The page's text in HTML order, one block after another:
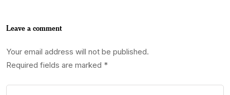
Leave a comment
Your email address will not be published.
Required fields are marked *